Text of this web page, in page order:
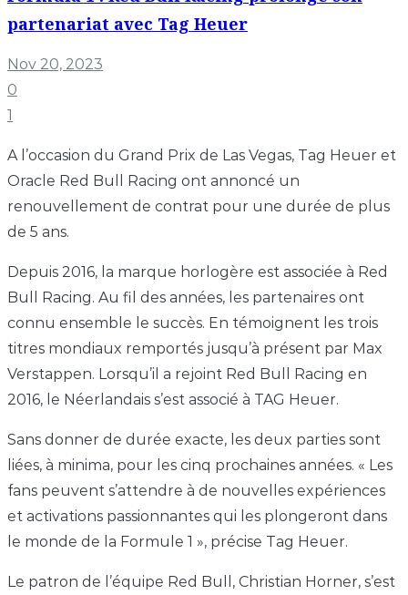
partenariat avec Tag Heuer
Nov 20, 2023
0
1
A l’occasion du Grand Prix de Las Vegas, Tag Heuer et
Oracle Red Bull Racing ont annoncé un
renouvellement de contrat pour une durée de plus
de 5 ans.
Depuis 2016, la marque horlogère est associée à Red
Bull Racing. Au fil des années, les partenaires ont
connu ensemble le succès. En témoignent les trois
titres mondiaux remportés jusqu’à présent par Max
Verstappen. Lorsqu’il a rejoint Red Bull Racing en
2016, le Néerlandais s’est associé à TAG Heuer.
Sans donner de durée exacte, les deux parties sont
liées, à minima, pour les cinq prochaines années. « Les
fans peuvent s’attendre à de nouvelles expériences
et activations passionnantes qui les plongeront dans
le monde de la Formule 1 », précise Tag Heuer.
Le patron de l’équipe Red Bull, Christian Horner, s’est